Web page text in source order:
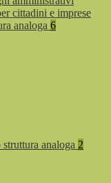
cittadini e imprese
analoga 6
analoga 2